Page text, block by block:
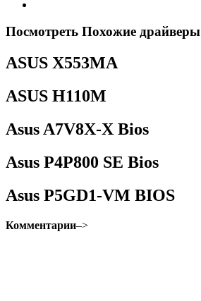
Посмотреть Похожие драйверы
ASUS X553MA
ASUS H110M
Asus A7V8X-X Bios
Asus P4P800 SE Bios
Asus P5GD1-VM BIOS
Комментарии–>